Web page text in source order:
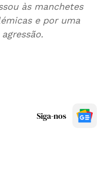
às manchetes
e por uma
Siga-nos